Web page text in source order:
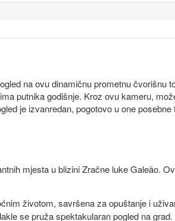
na ovu dinamičnu prometnu čvorišnu
putnika godišnje. Kroz ovu kameru,
je izvanredan, pogotovo u one
mjesta u blizini Zračne luke Galeão.
životom, savršena za opuštanje i
se pruža spektakularan pogled na grad.